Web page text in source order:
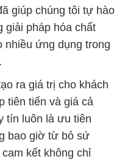
giúp chúng tôi tự hào
giải pháp hóa chất
ứng dụng trong
ra giá trị cho khách
tiên tiến và giá cả
tín luôn là ưu tiên
bao giờ từ bỏ sứ
kết không chỉ